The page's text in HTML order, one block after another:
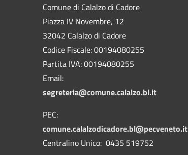
Comune di Calalzo di Cadore
Piazza IV Novembre, 12
32042 Calalzo di Cadore
Codice Fiscale: 00194080255
Partita IVA: 00194080255
Email:
segreteria@comune.calalzo.bl.it
PEC:
comune.calalzodicadore.bl@pecveneto.it
Centralino Unico: 0435 519752